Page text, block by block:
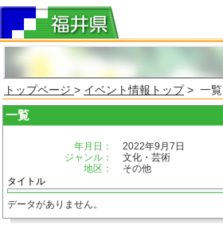
トップページ > イベント情報トップ> 一覧
一覧
年月日：
2022年9月7日
ジャンル：
文化・芸術
地区：
その他
タイトル
データがありません。